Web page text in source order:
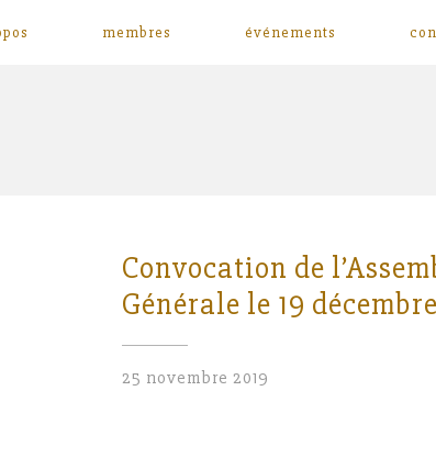
membres événements
Convocation de
Générale le 19 décembre
25 novembre 2019